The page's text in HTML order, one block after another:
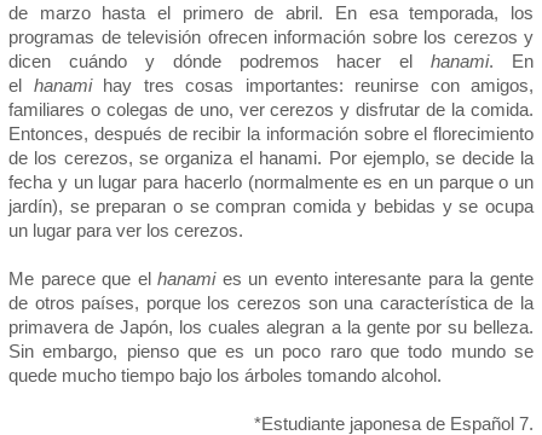
de marzo hasta el primero de abril. En esa temporada, los
programas de televisión ofrecen información sobre los cerezos y
dicen cuándo y dónde podremos hacer elhanami. En
el hanamihay tres cosas importantes: reunirse con amigos,
familiares o colegas de uno, ver cerezos y disfrutar de la comida.
Entonces, después de recibir la información sobre el florecimiento
de los cerezos, se organiza el hanami. Por ejemplo, se decide la
fecha y un lugar para hacerlo (normalmente es en un parque o un
jardín), se preparan o se compran comida y bebidas y se ocupa
un lugar para ver los cerezos.
Me parece que elhanamies un evento interesante para la gente
de otros países, porque los cerezos son una característica de la
primavera de Japón, los cuales alegran a la gente por su belleza.
Sin embargo, pienso que es un poco raro que todo mundo se
quede mucho tiempo bajo los árboles tomando alcohol.
*Estudiante japonesa de Español 7.